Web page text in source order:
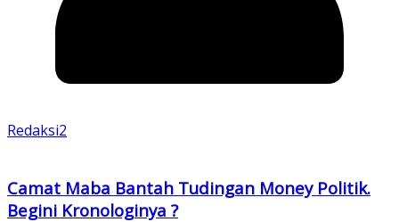
Redaksi2
Camat Maba Bantah Tudingan Money Politik.
Begini Kronologinya ?